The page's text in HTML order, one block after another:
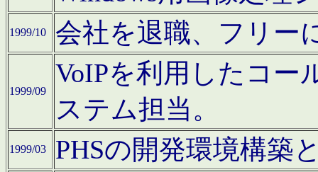
1999/10 会社を退職、フリー
1999/09
VoIPを利用したコー
ステム担当。
1999/03 PHSの開発環境構築